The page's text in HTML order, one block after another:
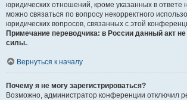
юридических отношений, кроме указанных в ответе
можно связаться по вопросу некорректного
юридических вопросов, связанных с этой
Примечание переводчика: в России данный акт
силы..
Вернуться к началу
Почему я не могу зарегистрироваться?
Возможно, администратор конференции отключил